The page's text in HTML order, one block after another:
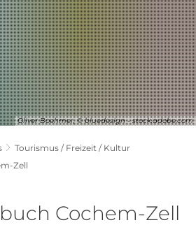
Oliver Boehmer, © bluedesign - stock.adobe.com
Tourismus / Freizeit / Kultur
Zell
Cochem-Zell